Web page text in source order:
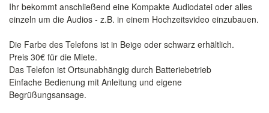
Ihr bekommt anschließend eine Kompakte Audiodatei oder alles
einzeln um die Audios - z.B. in einem Hochzeitsvideo einzubauen.
Die Farbe des Telefons ist in Beige oder schwarz erhältlich.
Preis 30€ für die Miete.
Das Telefon ist Ortsunabhängig durch Batteriebetrieb
Einfache Bedienung mit Anleitung und eigene
Begrüßungsansage.